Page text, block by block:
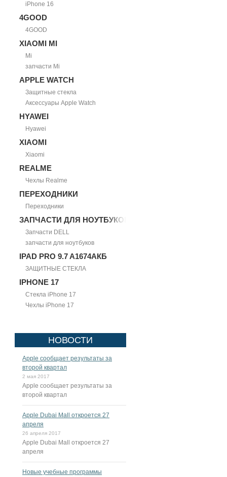
iPhone 16
4GOOD
4GOOD
XIAOMI MI
Mi
запчасти Mi
APPLE WATCH
Защитные стекла
Аксессуары Apple Watch
HYAWEI
Hyawei
XIAOMI
Xiaomi
REALME
Чехлы Realme
ПЕРЕХОДНИКИ
Переходники
ЗАПЧАСТИ ДЛЯ НОУТБУКОВ
Запчасти DELL
запчасти для ноутбуков
IPAD PRO 9.7 A1674АКБ
ЗАЩИТНЫЕ СТЕКЛА
IPHONE 17
Стекла iPhone 17
Чехлы iPhone 17
НОВОСТИ
Apple сообщает результаты за
второй квартал
2 мая 2017
Apple сообщает результаты за
второй квартал
Apple Dubai Mall откроется 27
апреля
26 апреля 2017
Apple Dubai Mall откроется 27
апреля
Новые учебные программы